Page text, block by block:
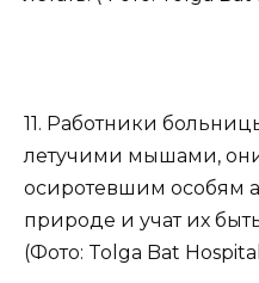
11. Работники
летучими мышами,
осиротевшим особям
природе и учат их
(Фото: Tolga Bat